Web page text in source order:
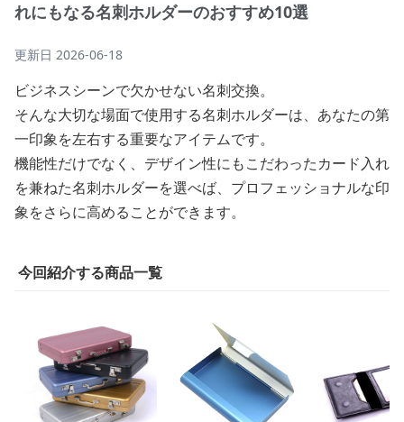
れにもなる名刺ホルダーのおすすめ10選
更新日 2026-06-18
ビジネスシーンで欠かせない名刺交換。
そんな大切な場面で使用する名刺ホルダーは、あなたの第
一印象を左右する重要なアイテムです。
機能性だけでなく、デザイン性にもこだわったカード入れ
を兼ねた名刺ホルダーを選べば、プロフェッショナルな印
象をさらに高めることができます。
今回紹介する商品一覧